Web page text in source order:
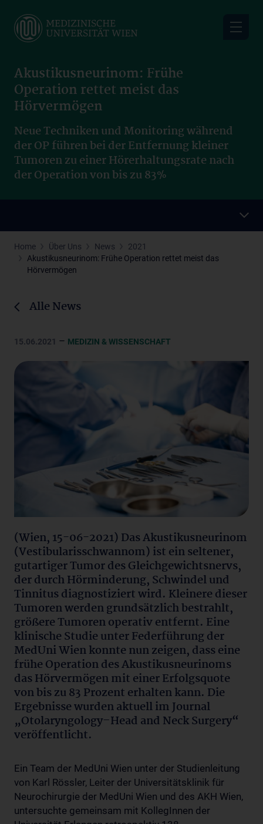
main
Akustikusneurinom: Frühe
Operation rettet meist das
Hörvermögen
Neue Techniken und Monitoring während
der OP führen bei der Entfernung kleiner
Tumoren zu einer Hörerhaltungsrate nach
der Operation von bis zu 83%
Home Über Uns News
2021
Akustikusneurinom: Frühe Operation rettet meist das
Hörvermögen
Alle News
15.06.2021 – MEDIZIN & WISSENSCHAFT
(Wien, 15-06-2021) Das Akustikusneurinom
(Vestibularisschwannom) ist ein seltener,
gutartiger Tumor des Gleichgewichtsnervs,
der durch Hörminderung, Schwindel und
Tinnitus diagnostiziert wird. Kleinere dieser
Tumoren werden grundsätzlich bestrahlt,
größere Tumoren operativ entfernt. Eine
klinische Studie unter Federführung der
MedUni Wien konnte nun zeigen, dass eine
frühe Operation des Akustikusneurinoms
das Hörvermögen mit einer Erfolgsquote
von bis zu 83 Prozent erhalten kann. Die
Ergebnisse wurden aktuell im Journal
„Otolaryngology–Head and Neck Surgery“
veröffentlicht.
Ein Team der MedUni Wien unter der Studienleitung
von Karl Rössler, Leiter der Universitätsklinik für
Neurochirurgie der MedUni Wien und des AKH Wien,
untersuchte gemeinsam mit KollegInnen der